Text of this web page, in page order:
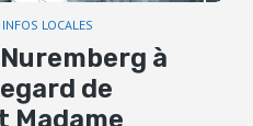
INFOS LOCALES
à
de
Madame